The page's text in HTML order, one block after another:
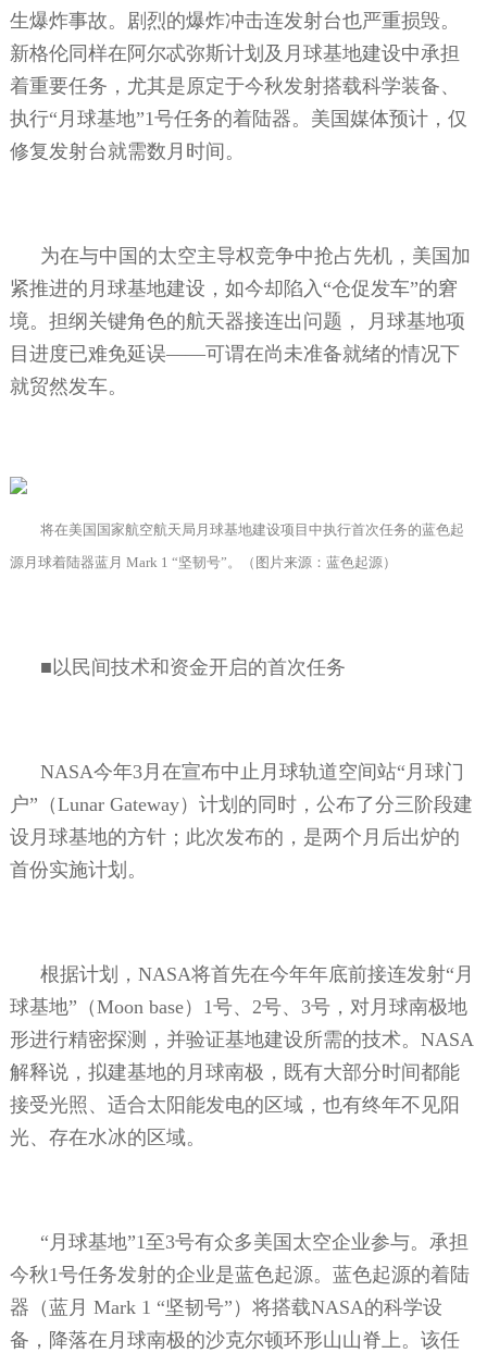
生爆炸事故。剧烈的爆炸冲击连发射台也严重损毁。
新格伦同样在阿尔忒弥斯计划及月球基地建设中承担
着重要任务，尤其是原定于今秋发射搭载科学装备、
执行“月球基地”1号任务的着陆器。美国媒体预计，仅
修复发射台就需数月时间。
为在与中国的太空主导权竞争中抢占先机，美国加
紧推进的月球基地建设，如今却陷入“仓促发车”的窘
境。担纲关键角色的航天器接连出问题，
月球基地项
目进度已难免延误——可谓在尚未准备就绪的情况下
就贸然发车。
将在美国国家航空航天局月球基地建设项目中执行首次任务的蓝色起
源月球着陆器蓝月 Mark 1 “坚韧号”。（图片来源：蓝色起源）
■以民间技术和资金开启的首次任务
NASA今年3月在宣布中止月球轨道空间站“月球门
户”（Lunar Gateway）计划的同时，公布了分三阶段建
设月球基地的方针；此次发布的，是两个月后出炉的
首份实施计划。
根据计划， NASA将首先在今年年底前接连发射“月
球基地”（Moon base） 1号、 2号、 3号，对月球南极地
形进行精密探测，并验证基地建设所需的技术。 NASA
解释说，拟建基地的月球南极，既有大部分时间都能
接受光照、适合太阳能发电的区域，也有终年不见阳
光、存在水冰的区域。
“月球基地”1至3号有众多美国太空企业参与。承担
今秋1号任务发射的企业是蓝色起源。蓝色起源的着陆
器（蓝月 Mark 1 “坚韧号”）将搭载NASA的科学设
备，降落在月球南极的沙克尔顿环形山山脊上。该任